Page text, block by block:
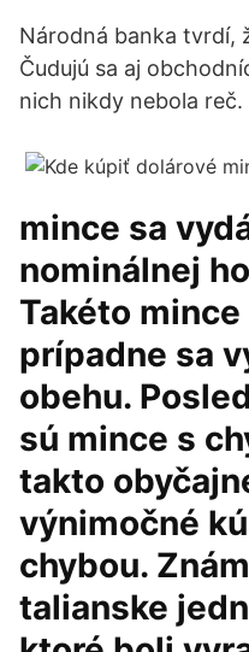
Národná banka tvrdí,
Čudujú sa aj
nich nikdy nebola reč.
mince sa
nominálnej
Takéto
prípadne sa
obehu.
sú mince s
takto
výnimočné
chybou.
talianske